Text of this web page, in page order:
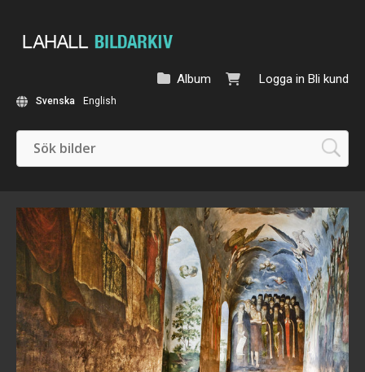
Logga in Bli kund
Album
Svenska English